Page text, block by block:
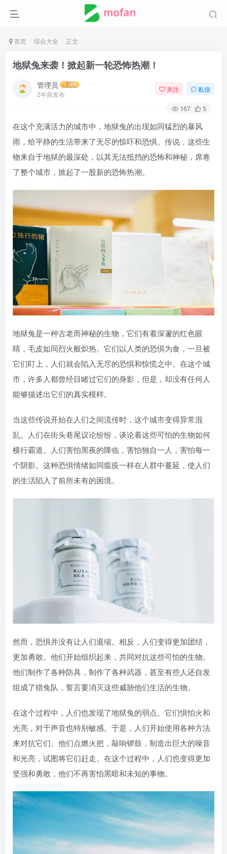
首页 综合大全 正文
地狱兔来袭！掀起新一轮恐怖热潮！
管理员
2年前发布
关注 私信
167 5
在这个充满活力的城市中，地狱兔的出现如同猛烈的暴风
雨，给平静的生活带来了无尽的惊吓和恐惧。传说，这些生
物来自于地狱的最深处，以其无法抵挡的恐怖和神秘，席卷
了整个城市，掀起了一股新的恐怖热潮。
地狱兔是一种古老而神秘的生物，它们有着深邃的红色眼
睛，毛皮如同烈火般炽热。它们以人类的恐惧为食，一旦被
它们盯上，人们就会陷入无尽的恐惧和惊慌之中。在这个城
市，许多人都曾经目睹过它们的身影，但是，却没有任何人
能够描述出它们的真实模样。
当这些传说开始在人们之间流传时，这个城市变得异常混
乱。人们在街头巷尾议论纷纷，谈论着这些可怕的生物如何
横行霸道。人们害怕黑夜的降临，害怕独自一人，害怕每一
个阴影。这种恐惧情绪如同瘟疫一样在人群中蔓延，使人们
的生活陷入了前所未有的困境。
然而，恐惧并没有让人们退缩。相反，人们变得更加团结，
更加勇敢。他们开始组织起来，共同对抗这些可怕的生物。
他们制作了各种防具，制作了各种武器，甚至有些人还自发
组成了猎兔队，誓言要消灭这些威胁他们生活的生物。
在这个过程中，人们也发现了地狱兔的弱点。它们惧怕火和
光亮，对于声音也特别敏感。于是，人们开始使用各种方法
来对抗它们。他们点燃火把，敲响锣鼓，制造出巨大的噪音
和光亮，试图将它们赶走。在这个过程中，人们也变得更加
坚强和勇敢，他们不再害怕黑暗和未知的事物。